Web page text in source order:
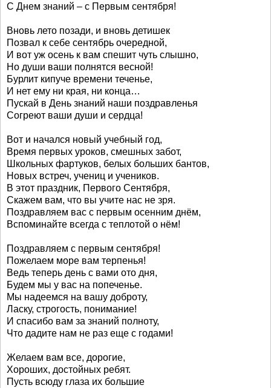
С Днем знаний – с Первым сентября!
Вновь лето позади, и вновь детишек
Позвал к себе сентябрь очередной,
И вот уж осень к вам спешит чуть слышно,
Но души ваши полнятся весной!
Бурлит кипуче времени теченье,
И нет ему ни края, ни конца…
Пускай в День знаний наши поздравленья
Согреют ваши души и сердца!
Вот и начался новый учебный год,
Время первых уроков, смешных забот,
Школьных фартуков, белых больших бантов,
Новых встреч, учениц и учеников.
В этот праздник, Первого Сентября,
Скажем вам, что вы учите нас не зря.
Поздравляем вас с первым осенним днём,
Вспоминайте всегда с теплотой о нём!
Поздравляем с первым сентября!
Пожелаем море вам терпенья!
Ведь теперь день с вами ото дня,
Будем мы у вас на попеченье.
Мы надеемся на вашу доброту,
Ласку, строгость, понимание!
И спасибо вам за знаний полноту,
Что дадите нам не раз еще с годами!
Желаем вам все, дорогие,
Хороших, достойных ребят.
Пусть всюду глаза их большие